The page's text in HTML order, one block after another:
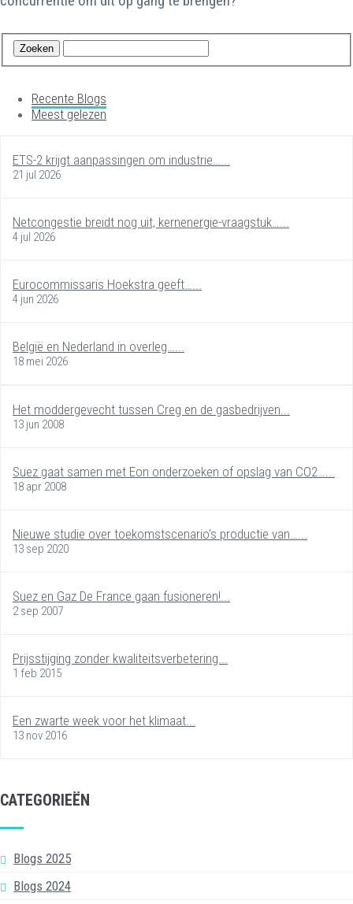
Recente Blogs
Meest gelezen
ETS-2 krijgt aanpassingen om industrie…...
21 jul 2026
Netcongestie breidt nog uit, kernenergie-vraagstuk…...
4 jul 2026
Eurocommissaris Hoekstra geeft…...
4 jun 2026
België en Nederland in overleg…...
18 mei 2026
Het moddergevecht tussen Creg en de gasbedrijven...
13 jun 2008
Suez gaat samen met Eon onderzoeken of opslag van CO2…...
18 apr 2008
Nieuwe studie over toekomstscenario's productie van…...
13 sep 2020
Suez en Gaz De France gaan fusioneren!...
2 sep 2007
Prijsstijging zonder kwaliteitsverbetering...
1 feb 2015
Een zwarte week voor het klimaat...
13 nov 2016
CATEGORIEËN
Blogs 2025
Blogs 2024